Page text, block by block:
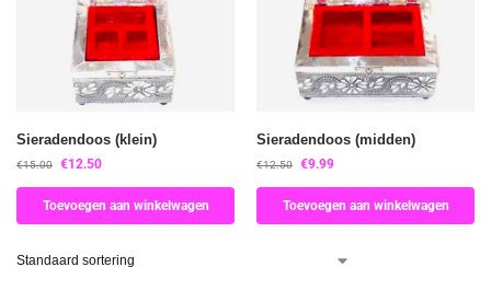
Sieradendoos (klein)
€15.00 €12.50
Toevoegen aan winkelwagen
Sieradendoos (midden)
€12.50 €9.99
Toevoegen aan winkelwagen